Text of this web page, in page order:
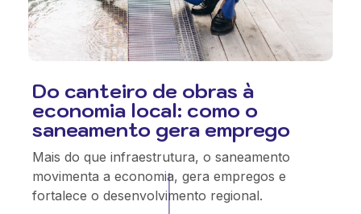
Do canteiro de obras à
economia local: como o
saneamento gera emprego
Mais do que infraestrutura, o saneamento
movimenta a economia, gera empregos e
fortalece o desenvolvimento regional.